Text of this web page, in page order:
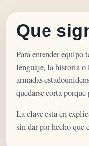
Que
Para entender equipo
lenguaje, la historia o
armadas
quedarse corta
La clave esta en
sin dar por hecho